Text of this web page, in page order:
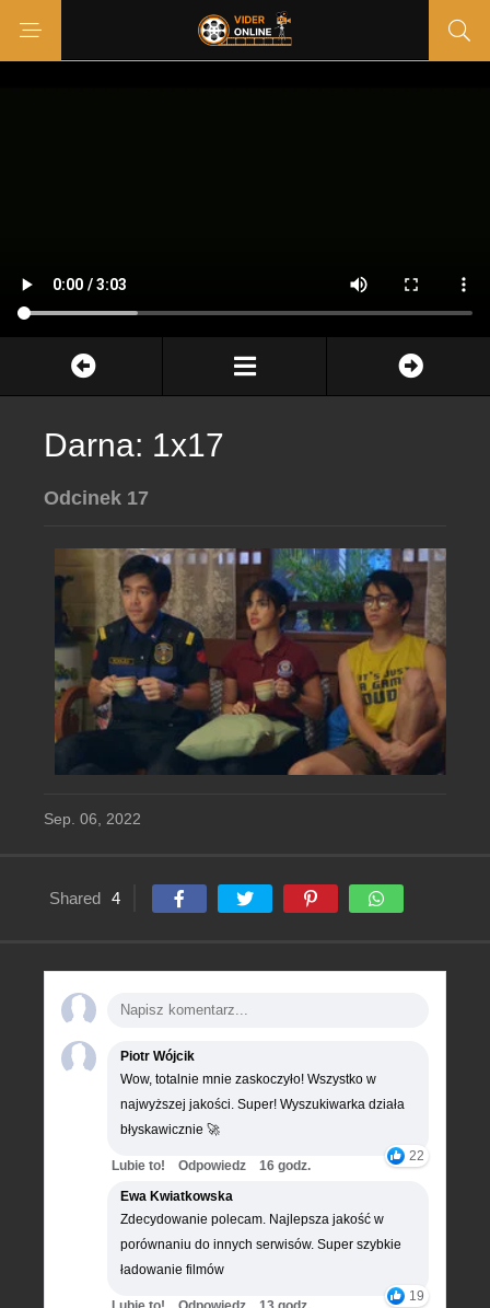
Darna: 1x17
Odcinek 17
Sep. 06, 2022
Shared 4
Piotr Wójcik
Wow, totalnie mnie zaskoczyło! Wszystko w
najwyższej jakości. Super! Wyszukiwarka działa
błyskawicznie 🚀
22
Lubie to! Odpowiedz
16 godz.
Ewa Kwiatkowska
Zdecydowanie polecam. Najlepsza jakość w
porównaniu do innych serwisów. Super szybkie
ładowanie filmów
19